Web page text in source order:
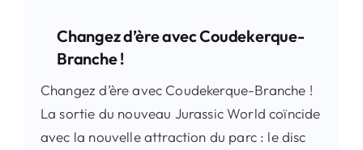
Changez d’ère avec Coudekerque-
Branche !
Changez d’ère avec Coudekerque-Branche !
La sortie du nouveau Jurassic World coïncide
avec la nouvelle attraction du parc : le disc